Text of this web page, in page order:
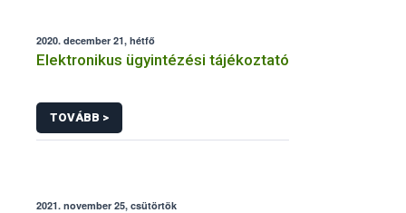
2020. december 21, hétfő
Elektronikus ügyintézési tájékoztató
TOVÁBB >
2021. november 25, csütörtök